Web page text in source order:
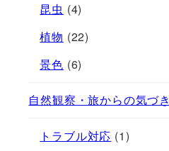
昆虫 (4)
植物 (22)
景色 (6)
自然観察・旅からの気づき
トラブル対応 (1)